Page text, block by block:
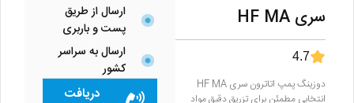
ارسال از طریق
پست و باربری
ارسال به سراسر
کشور
دریافت
سری HF MA
4.7
دوزینگ پمپ اتاترون سری HF MA
انتخابی مطمئن برای تزریق دقیق مواد